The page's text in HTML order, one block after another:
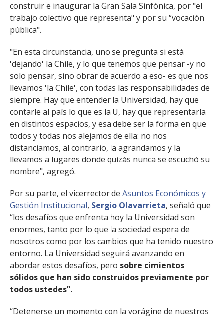
construir e inaugurar la Gran Sala Sinfónica, por "el
trabajo colectivo que representa" y por su “vocación
pública".
"En esta circunstancia, uno se pregunta si está
'dejando' la Chile, y lo que tenemos que pensar -y no
solo pensar, sino obrar de acuerdo a eso- es que nos
llevamos 'la Chile', con todas las responsabilidades de
siempre. Hay que entender la Universidad, hay que
contarle al país lo que es la U, hay que representarla
en distintos espacios, y esa debe ser la forma en que
todos y todas nos alejamos de ella: no nos
distanciamos, al contrario, la agrandamos y la
llevamos a lugares donde quizás nunca se escuchó su
nombre", agregó.
Por su parte, el vicerrector de Asuntos Económicos y
Gestión Institucional, Sergio Olavarrieta, señaló que
“los desafíos que enfrenta hoy la Universidad son
enormes, tanto por lo que la sociedad espera de
nosotros como por los cambios que ha tenido nuestro
entorno. La Universidad seguirá avanzando en
abordar estos desafíos, pero sobre cimientos
sólidos que han sido construidos previamente por
todos ustedes”.
“Detenerse un momento con la vorágine de nuestros